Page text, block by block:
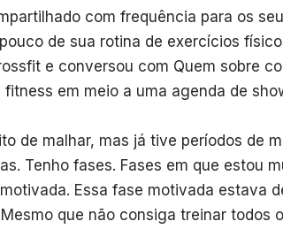
com frequência para os
de sua rotina de exercícios
e conversou com Quem sobre
em meio a uma agenda de
de malhar, mas já tive períodos de
Tenho fases. Fases em que estou
Essa fase motivada estava
que não consiga treinar todos